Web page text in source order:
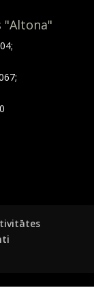
"Altona"